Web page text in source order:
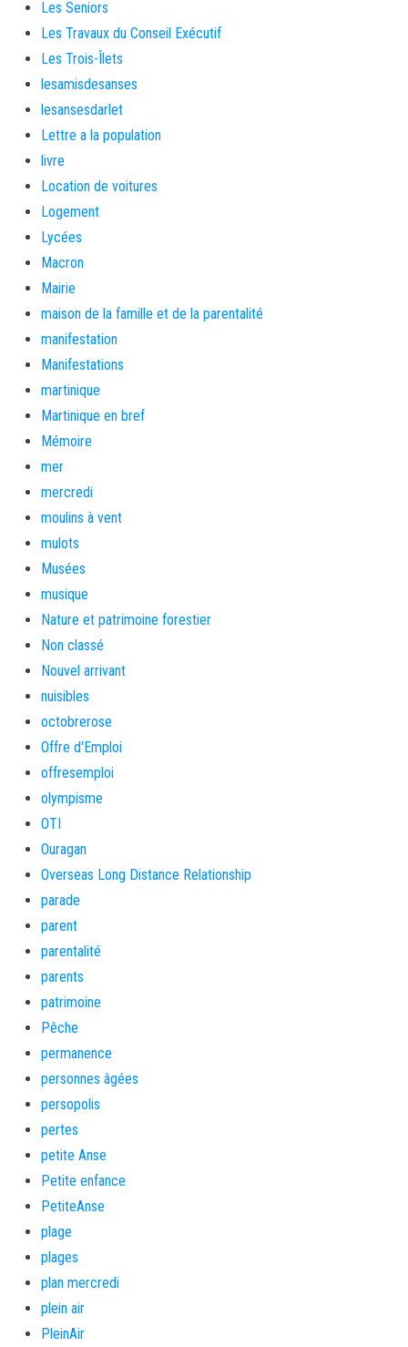
Les Seniors
Les Travaux du Conseil Exécutif
Les Trois-Îlets
lesamisdesanses
lesansesdarlet
Lettre a la population
livre
Location de voitures
Logement
Lycées
Macron
Mairie
maison de la famille et de la parentalité
manifestation
Manifestations
martinique
Martinique en bref
Mémoire
mer
mercredi
moulins à vent
mulots
Musées
musique
Nature et patrimoine forestier
Non classé
Nouvel arrivant
nuisibles
octobrerose
Offre d'Emploi
offresemploi
olympisme
OTI
Ouragan
Overseas Long Distance Relationship
parade
parent
parentalité
parents
patrimoine
Pêche
permanence
personnes âgées
persopolis
pertes
petite Anse
Petite enfance
PetiteAnse
plage
plages
plan mercredi
plein air
PleinAir